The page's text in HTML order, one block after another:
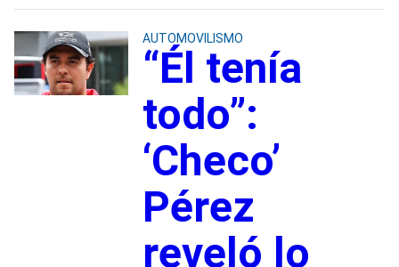
AUTOMOVILISMO
“Él tenía
todo”:
‘Checo’
Pérez
reveló lo